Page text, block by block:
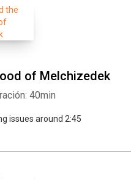
of Melchizedek
40min
issues around 2:45